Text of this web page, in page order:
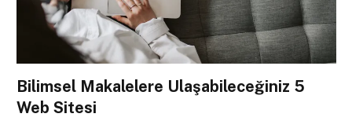
Bilimsel Makalelere Ulaşabileceğiniz 5
Web Sitesi